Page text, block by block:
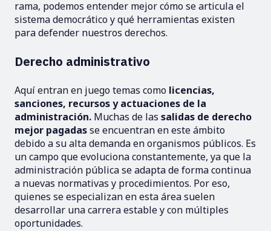
rama, podemos entender mejor cómo se articula el
sistema democrático y qué herramientas existen
para defender nuestros derechos.
Derecho administrativo
Aquí entran en juego temas como licencias,
sanciones, recursos y actuaciones de la
administración. Muchas de las salidas de derecho
mejor pagadasse encuentran en este ámbito
debido a su alta demanda en organismos públicos. Es
un campo que evoluciona constantemente, ya que la
administración pública se adapta de forma continua
a nuevas normativas y procedimientos. Por eso,
quienes se especializan en esta área suelen
desarrollar una carrera estable y con múltiples
oportunidades.